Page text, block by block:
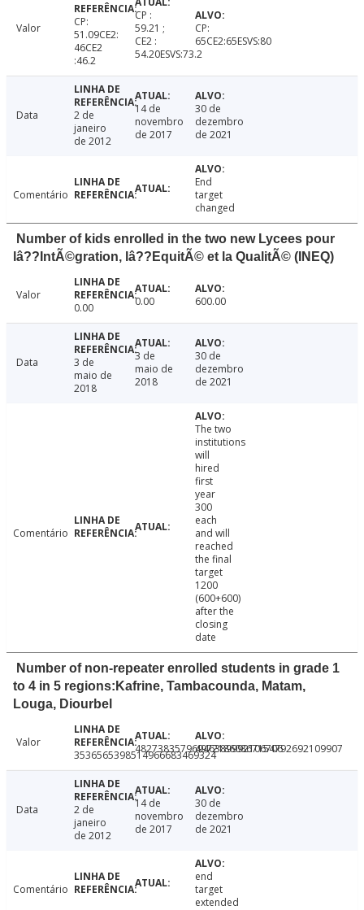
Valor
CP:
51.09CE2:
46CE2
:46.2
CP :
59.21 ;
CE2 :
54.20ESVS:73.2
CP:
65CE2:65ESVS:80
Data
2 de
janeiro
de 2012
14 de
novembro
de 2017
30 de
dezembro
de 2021
Comentário
End
target
changed
Number of kids enrolled in the two new Lycees pour
lâ??IntÃ©gration, lâ??EquitÃ© et la QualitÃ© (INEQ)
Valor
0.00
0.00 600.00
Data
3 de
maio de
2018
3 de
maio de
2018
30 de
dezembro
de 2021
Comentário
The two
institutions
will
hired
first
year
300
each
and will
reached
the final
target
1200
(600+600)
after the
closing
date
Number of non-repeater enrolled students in grade 1
to 4 in 5 regions:Kafrine, Tambacounda, Matam,
Louga, Diourbel
Valor
3536565398514966683469324
48273835796946389992106706
49721860867154792692109907
Data
2 de
janeiro
de 2012
14 de
novembro
de 2017
30 de
dezembro
de 2021
Comentário
end
target
extended